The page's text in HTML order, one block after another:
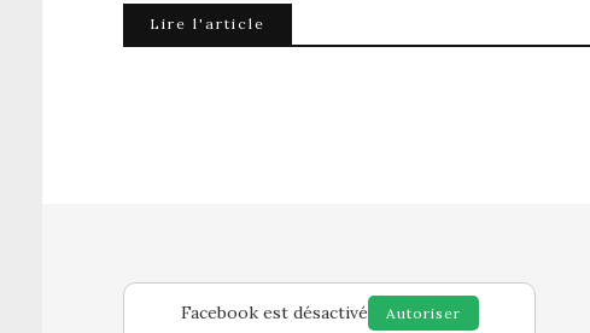
Lire l'article
Facebook est désactivé Autoriser